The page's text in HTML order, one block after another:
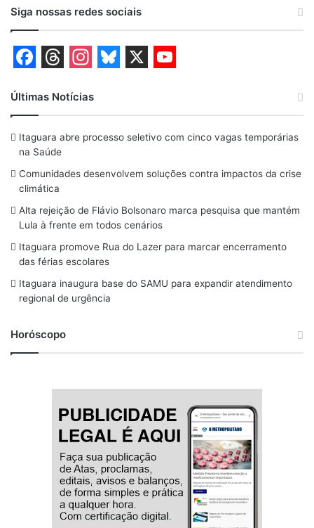
Siga nossas redes sociais
a
c
e
b
o
o
k
h
r
e
a
d
s
n
s
t
a
r
a
m
u
e
s
y
u
T
u
e
Últimas Notícias
Itaguara abre processo seletivo com cinco vagas temporárias
na Saúde
Comunidades desenvolvem soluções contra impactos da crise
climática
Alta rejeição de Flávio Bolsonaro marca pesquisa que mantém
Lula à frente em todos cenários
Itaguara promove Rua do Lazer para marcar encerramento
das férias escolares
Itaguara inaugura base do SAMU para expandir atendimento
regional de urgência
Horóscopo